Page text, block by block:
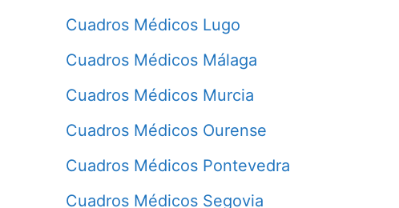
Cuadros Médicos Lugo
Cuadros Médicos Málaga
Cuadros Médicos Murcia
Cuadros Médicos Ourense
Cuadros Médicos Pontevedra
Cuadros Médicos Segovia